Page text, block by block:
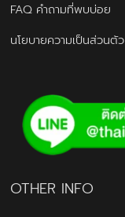
FAQ คำถามที่พบบ่อย
นโยบายความเป็นส่วนตัว
OTHER INFO